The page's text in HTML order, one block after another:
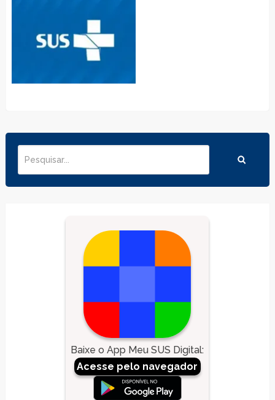
Baixe o App Meu SUS Digital:
Acesse pelo navegador